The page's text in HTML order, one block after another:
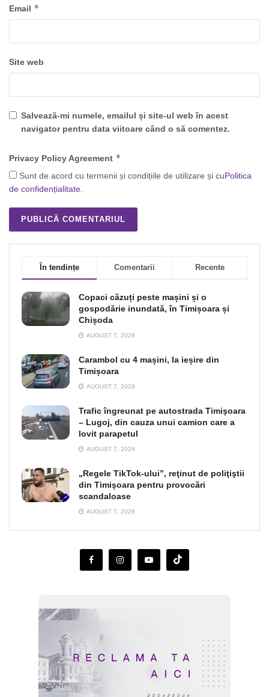
Email *
Site web
Salvează-mi numele, emailul și site-ul web în acest
navigator pentru data viitoare când o să comentez.
Privacy Policy Agreement *
Sunt de acord cu termenii și condițiile de utilizare și cuPolitica
de confidențialitate
În tendințe Comentarii Recente
Copaci căzuți peste mașini și o
gospodărie inundată, în Timișoara și
Chișoda
AUGUST 7, 2026
Carambol cu 4 mașini, la ieșire din
Timișoara
AUGUST 7, 2026
Trafic îngreunat pe autostrada Timişoara
– Lugoj, din cauza unui camion care a
lovit parapetul
AUGUST 7, 2026
„Regele TikTok-ului”, reţinut de poliţiştii
din Timişoara pentru provocări
scandaloase
AUGUST 7, 2026